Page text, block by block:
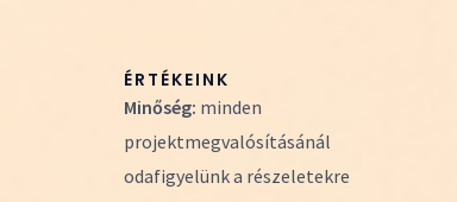
ÉRTÉKEINK
Minőség: minden
projektmegvalósításánál
odafigyelünk a részeletekre